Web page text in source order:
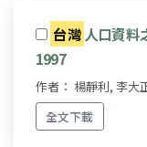
台灣 人口資料
1997
作者： 楊靜利, 李大
全文下載